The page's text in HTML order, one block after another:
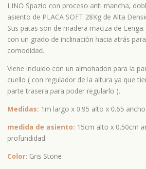
LINO Spazio con proceso anti mancha,
asiento de PLACA SOFT 28Kg de Alta
Sus patas son de madera maciza de
con un grado de inclinación hacia atrás
comodidad.
Viene incluido con un almohadon para la
cuello ( con regulador de la altura ya que
parte trasera para poder regularlo ).
Medidas: 1m largo x 0.95 alto x 0.65 ancho.
medida de asiento: 15cm alto x 0.50cm
profundidad.
Color: Gris Stone